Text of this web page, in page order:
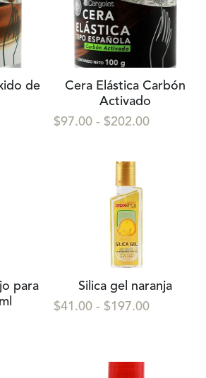
de
Cera Elástica Carbón
Activado
$97.00 - $202.00
para
Silica gel naranja
$41.00 - $197.00